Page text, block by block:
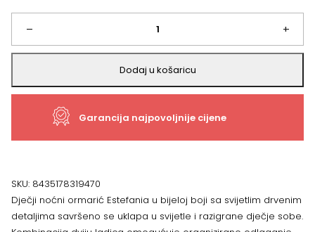
–
Dječji
noćni
ormarić
+
Dodaj u košaricu
Garancija najpovoljnije cijene
SKU: 8435178319470
Dječji noćni ormarić Estefania u bijeloj boji sa svijetlim drvenim
detaljima savršeno se uklapa u svijetle i razigrane dječje sobe.